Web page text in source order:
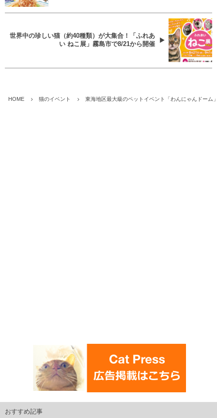
世界中の珍しい猫（約40種類）が大集合！「ふれあ
い ねこ展」霧島市で8/21から開催
HOME 猫のイベント 東海地区最大級のペットイベント「わんにゃんドーム
おすすめ記事